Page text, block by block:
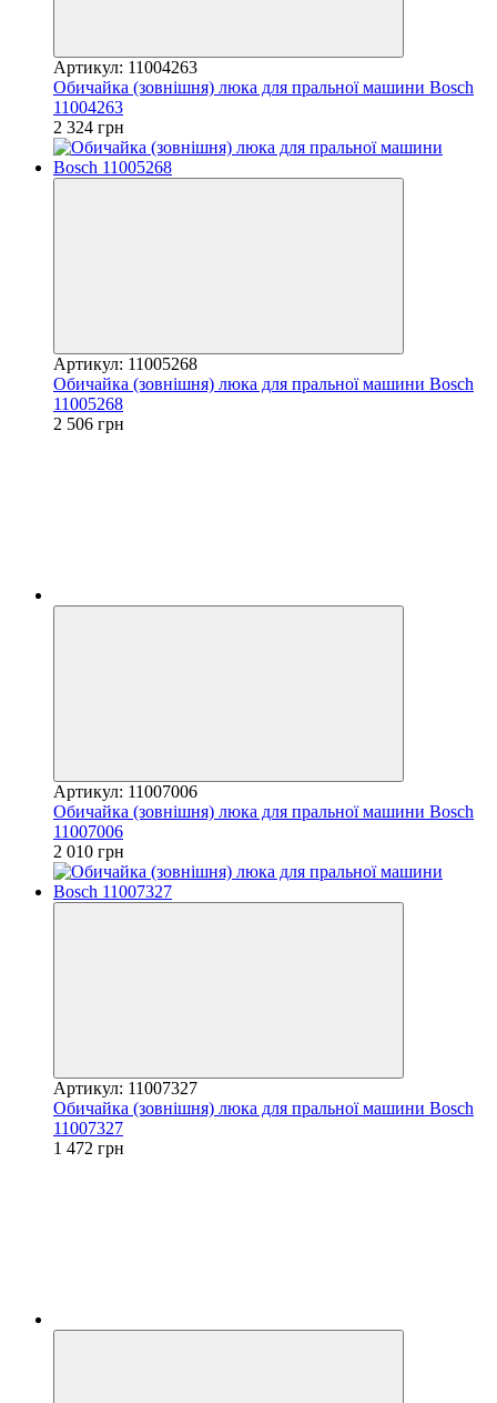
Артикул: 11004263
Обичайка (зовнішня) люка для пральної машини Bosch
11004263
2 324 грн
Артикул: 11005268
Обичайка (зовнішня) люка для пральної машини Bosch
11005268
2 506 грн
Артикул: 11007006
Обичайка (зовнішня) люка для пральної машини Bosch
11007006
2 010 грн
Артикул: 11007327
Обичайка (зовнішня) люка для пральної машини Bosch
11007327
1 472 грн